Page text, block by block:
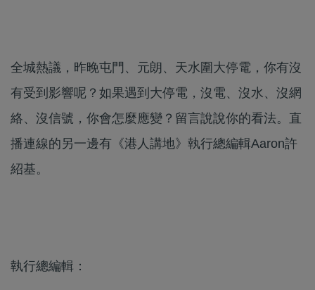
全城熱議，昨晚屯門、元朗、天水圍大停電，你有沒
有受到影響呢？如果遇到大停電，沒電、沒水、沒網
絡、沒信號，你會怎麼應變？留言說說你的看法。直
播連線的另一邊有《港人講地》執行總編輯Aaron許
紹基。
執行總編輯：